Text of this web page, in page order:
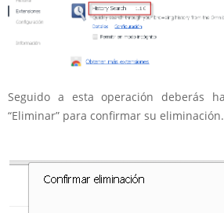
Seguido a esta operación deberás
“Eliminar” para confirmar su eliminación.